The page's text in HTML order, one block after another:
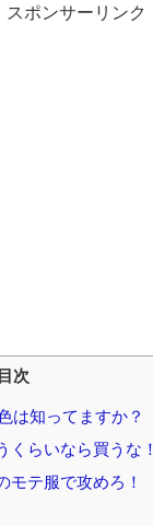
スポンサーリンク
目次
は知ってますか？
くらいなら買うな！
モテ服で攻めろ！